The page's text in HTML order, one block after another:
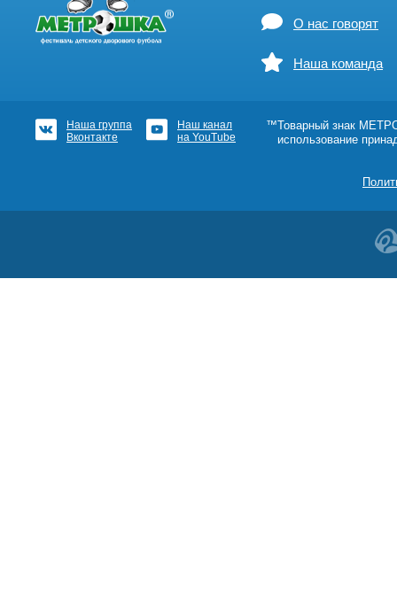
О нас говорят
Наша команда
Наша группа
Вконтакте
Наш канал
на YouTube
™Товарный знак
использование